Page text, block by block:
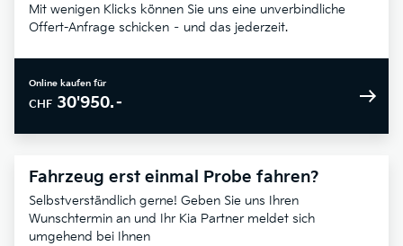
Mit wenigen Klicks können Sie uns eine unverbindliche
Offert-Anfrage schicken – und das jederzeit.
Online kaufen für
CHF 30'950.–
Fahrzeug erst einmal Probe fahren?
Selbstverständlich gerne! Geben Sie uns Ihren
Wunschtermin an und Ihr Kia Partner meldet sich
umgehend bei Ihnen